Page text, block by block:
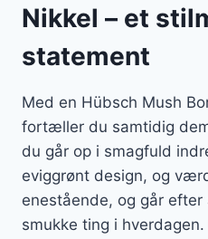
Nikkel – et
statement
Med en Hübsch Mush
fortæller du samtidig
du går op i smagfuld
eviggrønt design, og
enestående, og går
smukke ting i